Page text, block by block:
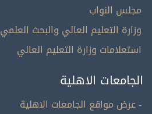
مجلس النواب
وزارة التعليم العالي والبحث العلمي
استعلامات وزارة التعليم العالي
الجامعات الاهلية
- عرض مواقع الجامعات الاهلية